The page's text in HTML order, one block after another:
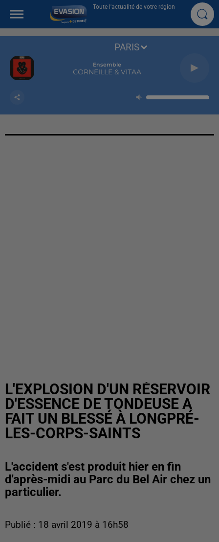
Toute l'actualité de votre région
Ensemble
CORNEILLE & VITAA
PARIS
L'EXPLOSION D'UN RÉSERVOIR
D'ESSENCE DE TONDEUSE A
FAIT UN BLESSÉ À LONGPRÉ-
LES-CORPS-SAINTS
L'accident s'est produit hier en fin
d'après-midi au Parc du Bel Air chez un
particulier.
Publié : 18 avril 2019 à 16h58